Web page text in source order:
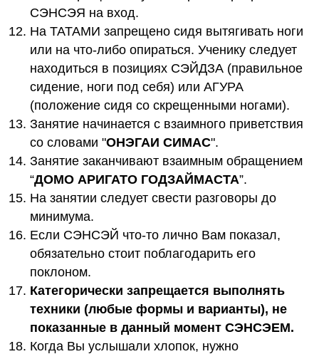
СЭНСЭЯ на вход.
На ТАТАМИ запрещено сидя вытягивать ноги
или на что-либо опираться. Ученику следует
находиться в позициях СЭЙДЗА (правильное
сидение, ноги под себя) или АГУРА
(положение сидя со скрещенными ногами).
Занятие начинается с взаимного приветствия
со словами "ОНЭГАИ СИМАС".
Занятие заканчивают взаимным обращением
“ДОМО АРИГАТО ГОДЗАЙМАСТА”.
На занятии следует свести разговоры до
минимума.
Если СЭНСЭЙ что-то лично Вам показал,
обязательно стоит поблагодарить его
поклоном.
Категорически запрещается выполнять
техники (любые формы и варианты), не
показанные в данный момент СЭНСЭЕМ.
Когда Вы услышали хлопок, нужно